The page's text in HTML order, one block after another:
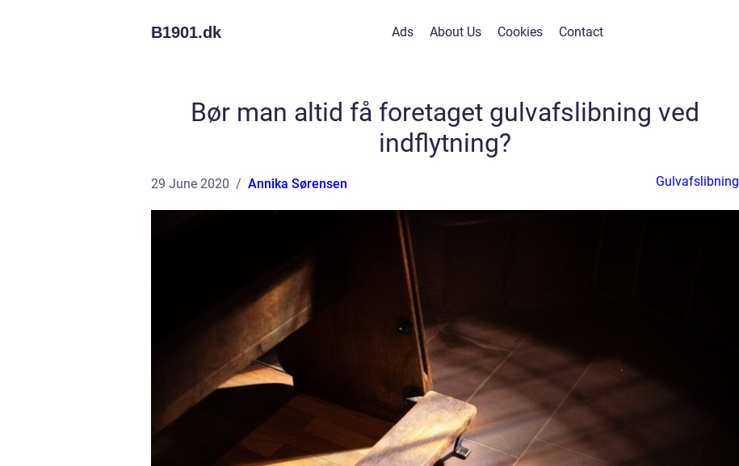
B1901.dk Ads About Us Cookies Contact
Bør man altid få foretaget gulvafslibning ved
indflytning?
29 June 2020 Annika Sørensen Gulvafslibning